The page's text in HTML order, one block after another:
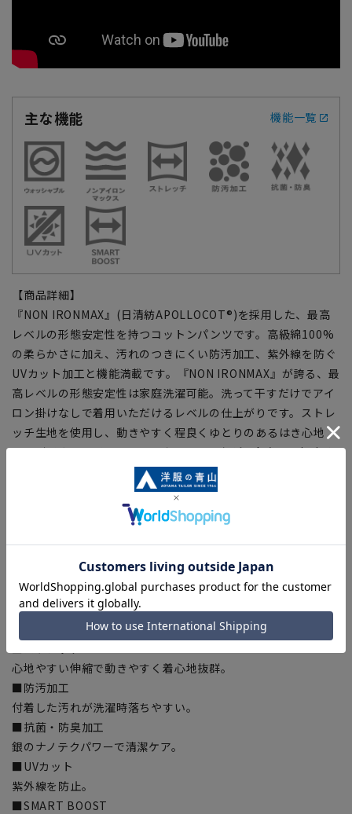
主な機能 機能一覧
【商品詳細】
『NON IRONMAX』(日清紡APOLLOCOT®)を採用した、最高
レベルの形態安定性を持つコットンパンツです。高級綿100%
の柔らかさに加え、汚れのつきにくい防汚加工、紫外線を防ぐ
UVカット加工と機能満載です。『NON IRONMAX』が誇る、最
高レベルの形態安定性は家庭洗濯可能。洗って干すだけでアイ
ロン掛けなしで着用いただけるレベルの仕上がりです。ストレ
ッチ生地を使用し、動きやすく程良くゆとりのあるはき心地
は、ビジネスカジュアル、タウンユースなど、多方面で幅広く
日清紡『APOLLOCOT®』を使用した最高ランクの形態安定性
を誇り、綿100%でありながらシワや生地の収縮を防ぎます。
■ウォッシャブル
洗濯機やシャワークリーンで気軽に洗えます。汗汚れには水洗
いが効果的です。
心地やすい伸縮で動きやすく着心地抜群。
■防汚加工
付着した汚れが洗濯時落ちやすい。
■抗菌・防臭加工
銀のナノテクパワーで清潔ケア。
■UVカット
紫外線を防止。
■SMART BOOST